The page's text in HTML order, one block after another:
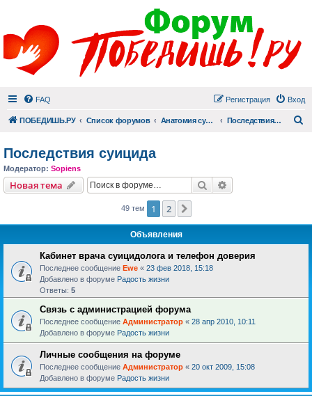
FAQ Вход
Регистрация
ПОБЕДИШЬ.РУ Список форумов Анатомия суицида Последствия суицида
Последствия суицида
Модератор: Sopiens
Новая тема Поиск
49 тем 1 2
Объявления
Кабинет врача суицидолога и телефон доверия
Последнее сообщение Ewe « 23 фев 2018, 15:18
Добавлено в форуме Радость жизни
Ответы: 5
Связь с администрацией форума
Последнее сообщение Администратор « 28 апр 2010, 10:11
Добавлено в форуме Радость жизни
Личные сообщения на форуме
Последнее сообщение Администратор « 20 окт 2009, 15:08
Добавлено в форуме Радость жизни